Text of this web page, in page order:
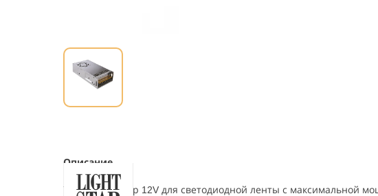
Описание
Трансформатор 12V для светодиодной ленты с максимальной